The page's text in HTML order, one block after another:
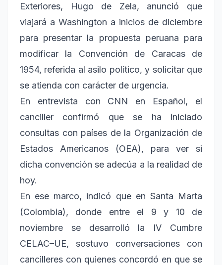
Exteriores, Hugo de Zela, anunció que
viajará a Washington a inicios de diciembre
para presentar la propuesta peruana para
modificar la Convención de Caracas de
1954, referida al asilo político, y solicitar que
se atienda con carácter de urgencia.
En entrevista con CNN en Español, el
canciller confirmó que se ha iniciado
consultas con países de la Organización de
Estados Americanos (OEA), para ver si
dicha convención se adecúa a la realidad de
hoy.
En ese marco, indicó que en Santa Marta
(Colombia), donde entre el 9 y 10 de
noviembre se desarrolló la IV Cumbre
CELAC–UE, sostuvo conversaciones con
cancilleres con quienes concordó en que se